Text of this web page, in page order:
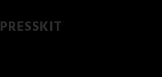
PRESSKIT